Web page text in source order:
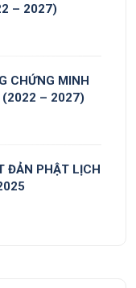
– 2027)
CHỨNG MINH
(2022 – 2027)
ĐẢN PHẬT LỊCH